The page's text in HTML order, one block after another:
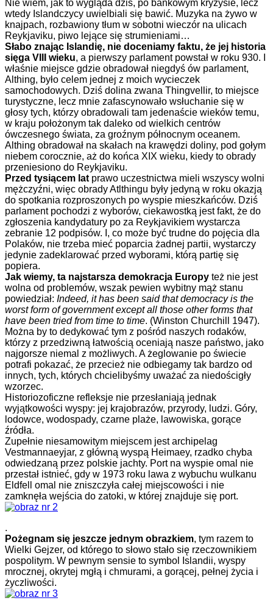
Nie wiem, jak to wygląda dziś, po bankowym kryzysie, lecz
wtedy Islandczycy uwielbiali się bawić. Muzyka na żywo w
knajpach, rozbawiony tłum w sobotni wieczór na ulicach
Reykjaviku, piwo lejące się strumieniami…
Słabo znając Islandię, nie doceniamy faktu, że jej historia
sięga VIII wieku, a pierwszy parlament powstał w roku 930. I
właśnie miejsce gdzie obradował niegdyś ów parlament,
Althing, było celem jednej z moich wycieczek
samochodowych. Dziś dolina zwana Thingvellir, to miejsce
turystyczne, lecz mnie zafascynowało wsłuchanie się w
głosy tych, którzy obradowali tam jedenaście wieków temu,
w kraju położonym tak daleko od wielkich centrów
ówczesnego świata, za groźnym północnym oceanem.
Althing obradował na skałach na krawędzi doliny, pod gołym
niebem corocznie, aż do końca XIX wieku, kiedy to obrady
przeniesiono do Reykjaviku.
Przed tysiącem lat prawo uczestnictwa mieli wszyscy wolni
mężczyźni, więc obrady Atlthingu były jedyną w roku okazją
do spotkania rozproszonych po wyspie mieszkańców. Dziś
parlament pochodzi z wyborów, ciekawostką jest fakt, że do
zgłoszenia kandydatury po za Reykjavikiem wystarcza
zebranie 12 podpisów. I, co może być trudne do pojęcia dla
Polaków, nie trzeba mieć poparcia żadnej partii, wystarczy
jedynie zadeklarować przed wyborami, którą partię się
popiera.
Jak wiemy, ta najstarsza demokracja Europy też nie jest
wolna od problemów, wszak pewien wybitny mąż stanu
powiedział: Indeed, it has been said that democracy is the
worst form of government except all those other forms that
have been tried from time to time. (Winston Churchill 1947).
Można by to dedykować tym z pośród naszych rodaków,
którzy z przedziwną łatwością oceniają nasze państwo, jako
najgorsze niemal z możliwych. A żeglowanie po świecie
potrafi pokazać, że przecież nie odbiegamy tak bardzo od
innych, tych, których chcielibyśmy uważać za niedościgły
wzorzec.
Historiozoficzne refleksje nie przesłaniają jednak
wyjątkowości wyspy: jej krajobrazów, przyrody, ludzi. Góry,
lodowce, wodospady, czarne plaże, lawowiska, gorące
źródła.
Zupełnie niesamowitym miejscem jest archipelag
Vestmannaeyjar, z główną wyspą Heimaey, rzadko chyba
odwiedzaną przez polskie jachty. Port na wyspie omal nie
przestał istnieć, gdy w 1973 roku lawa z wybuchu wulkanu
Eldfell omal nie zniszczyła całej miejscowości i nie
zamknęła wejścia do zatoki, w której znajduje się port.
.
Pożegnam się jeszcze jednym obrazkiem, tym razem to
Wielki Gejzer, od którego to słowo stało się rzeczownikiem
pospolitym. W pewnym sensie to symbol Islandii, wyspy
mrocznej, okrytej mgłą i chmurami, a gorącej, pełnej życia i
życzliwości.